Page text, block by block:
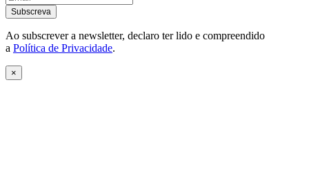
Ao subscrever a newsletter, declaro ter lido e compreendido
a Política de Privacidade.
×